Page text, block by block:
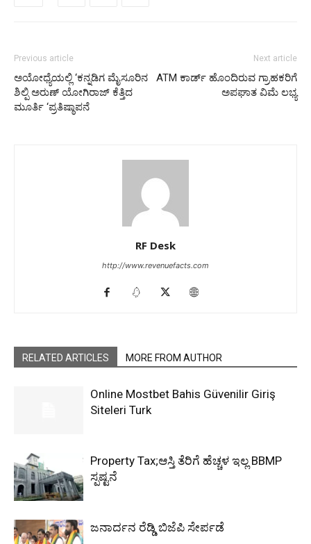
Previous article
ಅಯೋಧ್ಯೆಯಲ್ಲಿ ‘ಕನ್ನಡಿಗ ಮೈಸೂರಿನ
ಶಿಲ್ಪಿ ಅರುಣ್‌ ಯೋಗಿರಾಜ್‌ ಕೆತ್ತಿದ
ಮೂರ್ತಿ ‘ಪ್ರತಿಷ್ಠಾಪನೆ
Next article
ATM ಕಾರ್ಡ್ ಹೊಂದಿರುವ ಗ್ರಾಹಕರಿಗೆ
ಅಪಘಾತ ವಿಮೆ ಲಭ್ಯ
RF Desk
http://www.revenuefacts.com
RELATED ARTICLES MORE FROM AUTHOR
Online Mostbet Bahis Güvenilir Giriş
Siteleri Turk
Property Tax;ಆಸ್ತಿ ತೆರಿಗೆ ಹೆಚ್ಚಳ ಇಲ್ಲ BBMP
ಸ್ಪಷ್ಟನೆ
ಜನಾರ್ದನ ರೆಡ್ಡಿ ಬಿಜೆಪಿ ಸೇರ್ಪಡೆ